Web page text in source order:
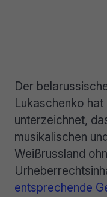
Der
Lukaschenko
unterzeichnet,
musikalischen
Weißrussland
entsprechende